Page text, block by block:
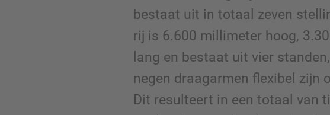
bestaat uit in totaal zeven
rij is 6.600 millimeter hoog,
lang en bestaat uit vier
negen draagarmen flexibel zijn
Dit resulteert in een totaal van